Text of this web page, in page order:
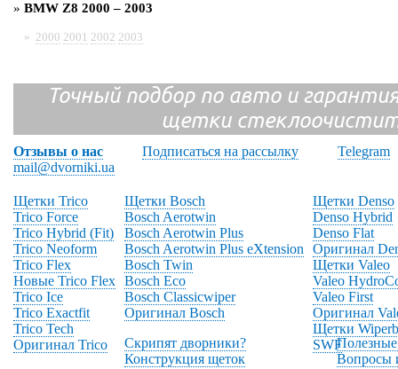
» BMW Z8 2000 – 2003
» 2000 2001 2002 2003
Точный подбор по авто и
щетки
Отзывы о нас Подписаться на рассылку
Telegram
mail@dvorniki.ua
Щетки Trico
Trico Force
Trico Hybrid (Fit)
Trico Neoform
Trico Flex
Новые Trico Flex
Trico Ice
Trico Exactfit
Trico Tech
Оригинал Trico
Щетки Bosch
Bosch Aerotwin
Bosch Aerotwin Plus
Bosch Aerotwin Plus eXtension
Bosch Twin
Bosch Eco
Bosch Classicwiper
Оригинал Bosch
Щетки Denso
Denso Hybrid
Denso Flat
Оригинал
Щетки Valeo
Valeo
Valeo First
Оригинал
Щетки
SWF
Скрипят дворники?
Конструкция щеток
Вопросы